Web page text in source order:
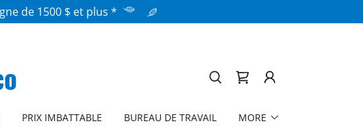
de 1500 $ et plus *
PRIX IMBATTABLE BUREAU DE TRAVAIL MORE